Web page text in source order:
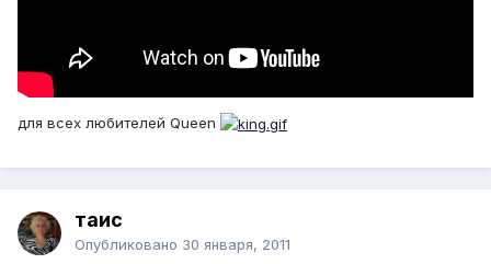
для всех любителей Queen
таис
Опубликовано 30 января, 2011